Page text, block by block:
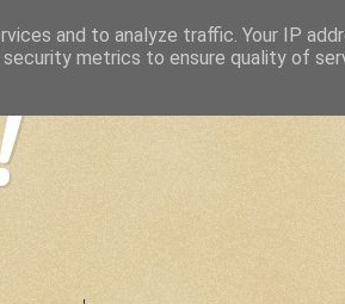
and to analyze traffic. Your IP
metrics to ensure quality of